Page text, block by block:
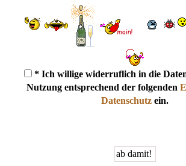
* Ich willige widerruflich in die
Nutzung entsprechend der folgenden
Datenschutz ein.